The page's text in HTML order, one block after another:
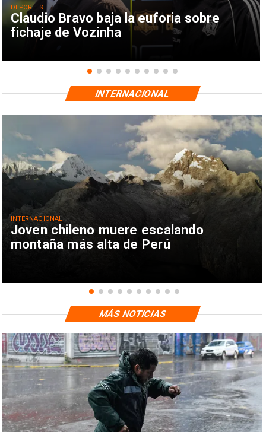
Claudio Bravo baja la euforia sobre
fichaje de Vozinha
DEPORTES
Joven chileno muere escalando
montaña más alta de Perú
INTERNACIONAL
INTERNACIONAL
MÁS NOTICIAS